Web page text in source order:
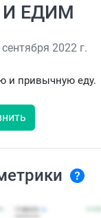
ЕДИМ
2022 г.
и привычную еду.